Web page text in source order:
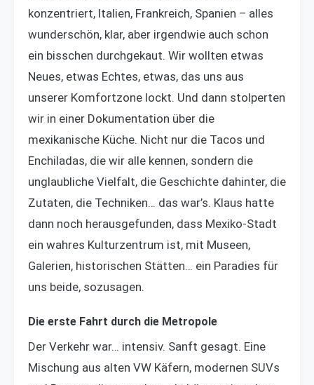
konzentriert, Italien, Frankreich, Spanien – alles
wunderschön, klar, aber irgendwie auch schon
ein bisschen durchgekaut. Wir wollten etwas
Neues, etwas Echtes, etwas, das uns aus
unserer Komfortzone lockt. Und dann stolperten
wir in einer Dokumentation über die
mexikanische Küche. Nicht nur die Tacos und
Enchiladas, die wir alle kennen, sondern die
unglaubliche Vielfalt, die Geschichte dahinter, die
Zutaten, die Techniken… das war’s. Klaus hatte
dann noch herausgefunden, dass Mexiko-Stadt
ein wahres Kulturzentrum ist, mit Museen,
Galerien, historischen Stätten… ein Paradies für
uns beide, sozusagen.
Die erste Fahrt durch die Metropole
Der Verkehr war… intensiv. Sanft gesagt. Eine
Mischung aus alten VW Käfern, modernen SUVs